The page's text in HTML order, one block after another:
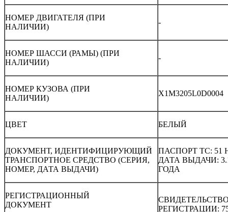
НОМЕР ДВИГАТЕЛЯ (ПРИ
НАЛИЧИИ)
-
НОМЕР ШАССИ (РАМЫ) (ПРИ
НАЛИЧИИ)
-
НОМЕР КУЗОВА (ПРИ
НАЛИЧИИ)
X1M3205L0D0004
ЦВЕТ БЕЛЫЙ
ДОКУМЕНТ, ИДЕНТИФИЦИРУЮЩИЙ
ТРАНСПОРТНОЕ СРЕДСТВО (СЕРИЯ,
НОМЕР, ДАТА ВЫДАЧИ)
ПАСПОРТ ТС: 51
ДАТА ВЫДАЧИ:
ГОДА
РЕГИСТРАЦИОННЫЙ
ДОКУМЕНТ
РЕГИСТРАЦИИ: 75